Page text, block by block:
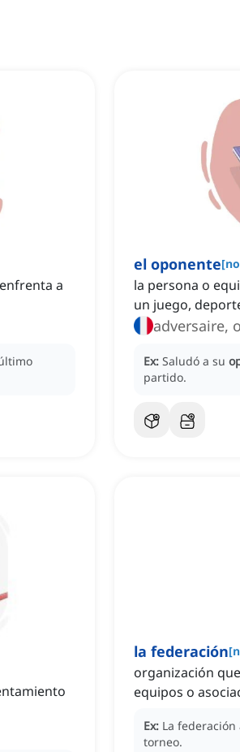
a
el oponente[
la persona o
un juego,
adversaire,
Ex: Saludó a su
partido.
la federación[
organización
equipos o
Ex: La
torneo.